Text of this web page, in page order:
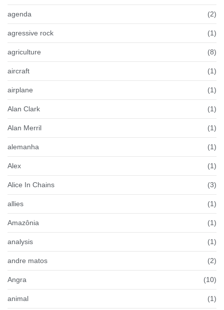
agenda (2)
agressive rock (1)
agriculture (8)
aircraft (1)
airplane (1)
Alan Clark (1)
Alan Merril (1)
alemanha (1)
Alex (1)
Alice In Chains (3)
allies (1)
Amazônia (1)
analysis (1)
andre matos (2)
Angra (10)
animal (1)